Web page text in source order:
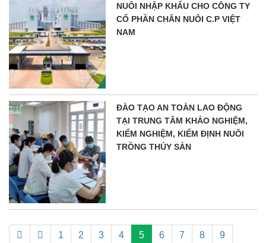
NUÔI NHẬP KHẨU CHO CÔNG TY
CỔ PHẦN CHĂN NUÔI C.P VIỆT
NAM
ĐÀO TẠO AN TOÀN LAO ĐỘNG
TẠI TRUNG TÂM KHẢO NGHIỆM,
KIỂM NGHIỆM, KIỂM ĐỊNH NUÔI
TRỒNG THỦY SẢN
1 2 3 4 5 6 7 8 9